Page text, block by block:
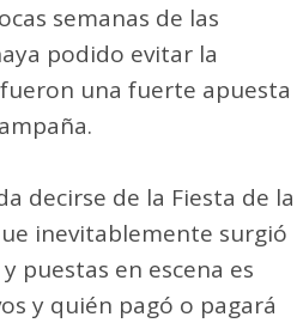
semanas de las
podido evitar la
una fuerte apuesta
decirse de la Fiesta de la
inevitablemente surgió
puestas en escena es
y quién pagó o pagará